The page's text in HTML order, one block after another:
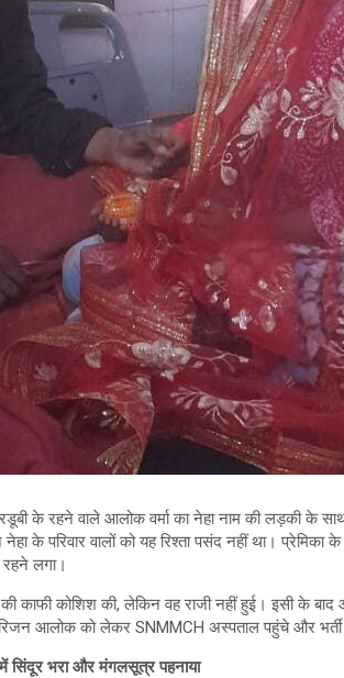
के रहने वाले आलोक वर्मा का नेहा नाम की लड़की के
के परिवार वालों को यह रिश्ता पसंद नहीं था।
लगा।
काफी कोशिश की, लेकिन वह राजी नहीं हुई। इसी के
आलोक को लेकर SNMMCH अस्पताल पहुंचे और भर्ती
सिंदूर भरा और मंगलसूत्र पहनाया